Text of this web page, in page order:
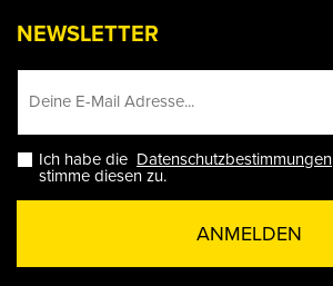
NEWSLETTER
Ich habe die Datenschutzbestimmungen
stimme diesen zu.
ANMELDEN